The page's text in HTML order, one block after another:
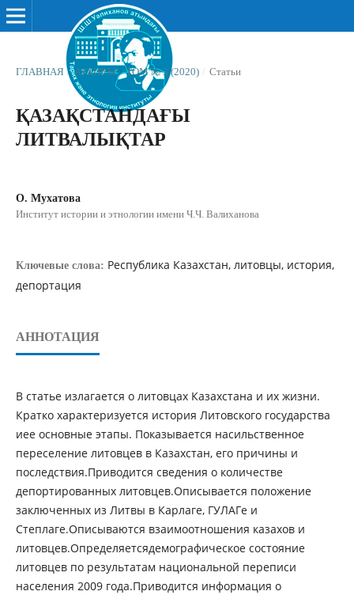
ГЛАВНАЯ / АРХИВЫ / ТОМ № 3 (2020) / Статьи
ҚАЗАҚСТАНДАҒЫ
ЛИТВАЛЫҚТАР
О. Мухатова
Институт истории и этнологии имени Ч.Ч. Валиханова
Ключевые слова: Республика Казахстан, литовцы, история,
депортация
АННОТАЦИЯ
В статье излагается о литовцах Казахстана и их жизни.
Кратко характеризуется история Литовского государства
иее основные этапы. Показывается насильственное
переселение литовцев в Казахстан, его причины и
последствия.Приводится сведения о количестве
депортированных литовцев.Описывается положение
заключенных из Литвы в Карлаге, ГУЛАГе и
Степлаге.Описываются взаимоотношения казахов и
литовцев.Определяетсядемографическое состояние
литовцев по результатам национальной переписи
населения 2009 года.Приводится информация о